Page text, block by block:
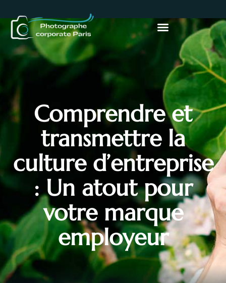
Comprendre et
transmettre la
culture d’entreprise
: Un atout pour
votre marque
employeur